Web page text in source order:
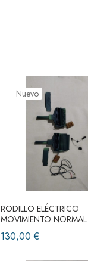
Nuevo
RODILLO ELÉCTRICO
MOVIMIENTO NORMAL
130,00 €